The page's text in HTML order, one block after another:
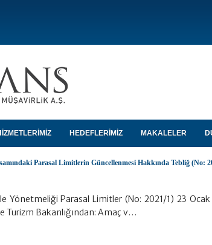
HEDEFLERİMİZ MAKALELER
Parasal Limitlerin Güncellenmesi Hakkında Tebliğ (No:
Yönetmeliği Parasal Limitler (No: 2021/1) 23
Turizm Bakanlığından: Amaç v…